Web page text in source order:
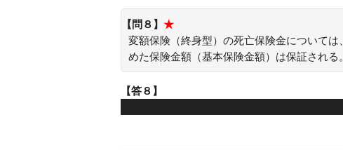
【問８】 ★
変額保険（終身型）の死亡保険金について
めた保険金額（基本保険金額）は保証される。
【答８】